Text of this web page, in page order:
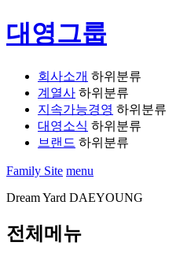
대영그룹
회사소개 하위분류
계열사 하위분류
지속가능경영 하위분류
대영소식 하위분류
브랜드 하위분류
Family Site menu
Dream Yard DAEYOUNG
전체메뉴